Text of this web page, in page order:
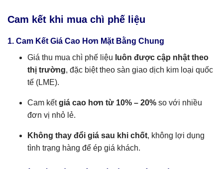
Cam kết khi mua chì phế liệu
1. Cam Kết Giá Cao Hơn Mặt Bằng Chung
Giá thu mua chì phế liệu luôn được cập nhật theo
thị trường, đặc biệt theo sàn giao dịch kim loại quốc
tế (LME).
Cam kếtgiá cao hơn từ 10% – 20% so với nhiều
đơn vị nhỏ lẻ.
Không thay đổi giá sau khi chốt, không lợi dụng
tình trạng hàng để ép giá khách.